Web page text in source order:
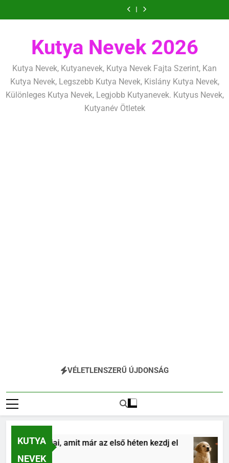
a
héten
kezdj
el
fizikailag
szeretettel,
amit
már
héten
kezdj
el
amik
egész
Kutya Nevek 2026
Kutya Nevek, Kutyanevek, Kutya Nevek Fajta Szerint, Kan
Kutya Nevek, Legszebb Kutya Nevek, Kislány Kutya Nevek,
Különleges Kutya Nevek, Legjobb Kutyanevek. Kutyus Nevek,
Kutyanév Ötletek
VÉLETLENSZERŰ ÚJDONSÁG
KUTYA
NEVEK
alapjai, amit már az első héten kezdj el